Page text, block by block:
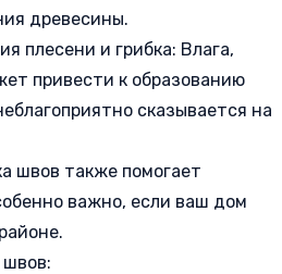
древесины.
плесени и грибка: Влага,
привести к образованию
сказывается на
швов также помогает
важно, если ваш дом